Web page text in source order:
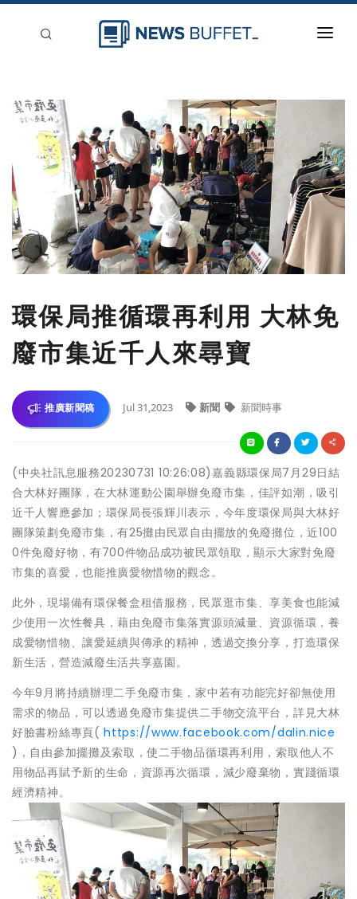
新聞稿分類
登入
刊登
環保局推循環再利用 大林免
廢市集近千人來尋寶
推廣新聞稿 Jul 31,2023 新聞 新聞時事
(中央社訊息服務20230731 10:26:08)嘉義縣環保局7月29日結
合大林好團隊，在大林運動公園舉辦免廢市集，佳評如潮，吸引
近千人響應參加；環保局長張輝川表示，今年度環保局與大林好
團隊策劃免廢市集，有25攤由民眾自由擺放的免廢攤位，近100
0件免廢好物，有700件物品成功被民眾領取，顯示大家對免廢
市集的喜愛，也能推廣愛物惜物的觀念。
此外，現場備有環保餐盒租借服務，民眾逛市集、享美食也能減
少使用一次性餐具，藉由免廢市集落實源頭減量、資源循環，養
成愛物惜物、讓愛延續與傳承的精神，透過交換分享，打造環保
新生活，營造減廢生活共享嘉園。
今年9月將持續辦理二手免廢市集，家中若有功能完好卻無使用
需求的物品，可以透過免廢市集提供二手物交流平台，詳見大林
好臉書粉絲專頁(https://www.facebook.com/dalin.nice
)，自由參加擺攤及索取，使二手物品循環再利用，索取他人不
用物品再賦予新的生命，資源再次循環，減少廢棄物，實踐循環
經濟精神。